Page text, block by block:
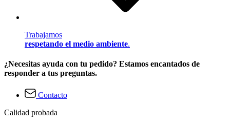
Trabajamos
respetando el medio ambiente.
¿Necesitas ayuda con tu pedido? Estamos encantados de
responder a tus preguntas.
Contacto
Calidad probada